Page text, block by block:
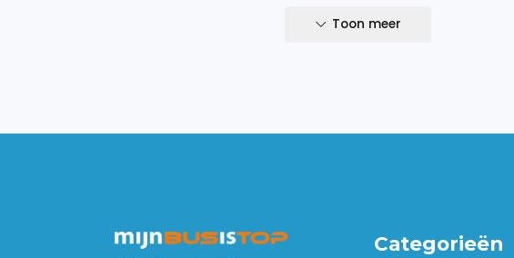
Toon meer
Categorieën